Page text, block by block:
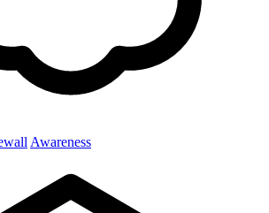
Awareness